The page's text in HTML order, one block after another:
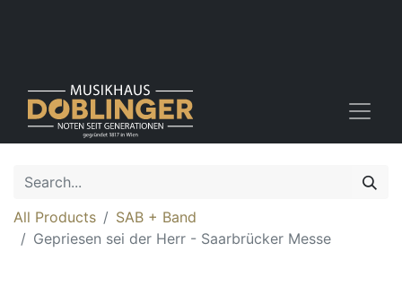
All Products
SAB + Band
Gepriesen sei der Herr - Saarbrücker Messe